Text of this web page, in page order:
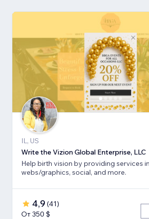
IL, US
Write the Vizion Global Enterprise, LLC
Help birth vision by providing services in
webs/graphics, social, and more.
4,9 (41)
От 350 $